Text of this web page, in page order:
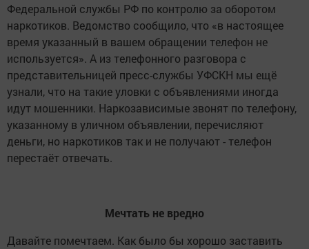
Федеральной службы РФ по контролю за оборотом
наркотиков. Ведомство сообщило, что «в настоящее
время указанный в вашем обращении телефон не
используется». А из телефонного разговора с
представительницей пресс-службы УФСКН мы ещё
узнали, что на такие уловки с объявлениями иногда
идут мошенники. Наркозависимые звонят по телефону,
указанному в уличном объявлении, перечисляют
деньги, но наркотиков так и не получают - телефон
перестаёт отвечать.
Мечтать не вредно
Давайте помечтаем. Как было бы хорошо заставить